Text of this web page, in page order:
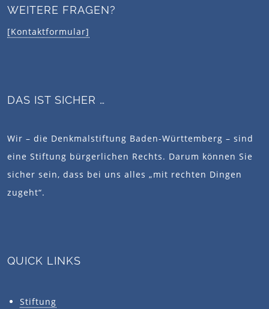
WEITERE FRAGEN?
[Kontaktformular]
DAS IST SICHER …
Wir – die Denkmalstiftung Baden-Württemberg – sind
eine Stiftung bürgerlichen Rechts. Darum können Sie
sicher sein, dass bei uns alles „mit rechten Dingen
zugeht“.
QUICK LINKS
Stiftung